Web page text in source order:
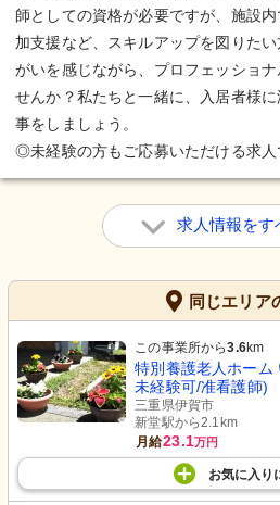
師としての資格が必要ですが、施設
加支援など、スキルアップを図りた
がいを感じながら、プロフェッショ
せんか？私たちと一緒に、入居者様
事をしましょう。
◎未経験の方もご応募いただける求
求人情報をす
同じエリア
この事業所から3.6km
特別養護老人ホーム
未経験可/准看護師)
三重県伊賀市
新堂駅から2.1km
月給23.1万円
お気に入り